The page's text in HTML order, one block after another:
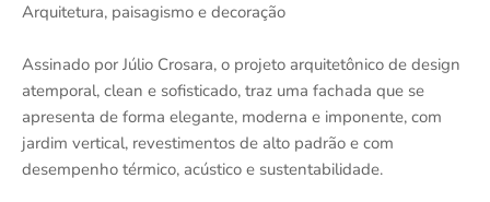
Arquitetura, paisagismo e decoração
Assinado por Júlio Crosara, o projeto arquitetônico de design
atemporal, clean e sofisticado, traz uma fachada que se
apresenta de forma elegante, moderna e imponente, com
jardim vertical, revestimentos de alto padrão e com
desempenho térmico, acústico e sustentabilidade.